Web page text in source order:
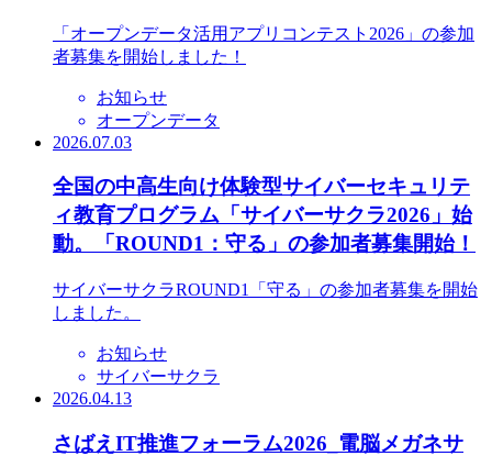
「オープンデータ活用アプリコンテスト2026」の参加
者募集を開始しました！
お知らせ
オープンデータ
2026.07.03
全国の中高生向け体験型サイバーセキュリテ
ィ教育プログラム「サイバーサクラ2026」始
動。「ROUND1：守る」の参加者募集開始！
サイバーサクラROUND1「守る」の参加者募集を開始
しました。
お知らせ
サイバーサクラ
2026.04.13
さばえIT推進フォーラム2026_電脳メガネサ